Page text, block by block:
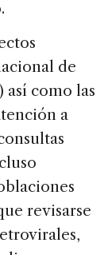
de
como las
a
revisarse